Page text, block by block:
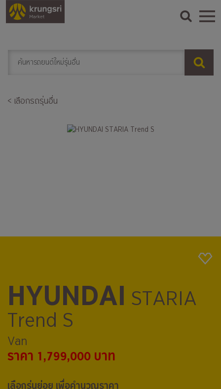
< เลือกรถรุ่นอื่น
HYUNDAI STARIA
Trend S
Van
ราคา 1,799,000 บาท
เลือกรุ่นย่อย เพื่อคำนวณราคา